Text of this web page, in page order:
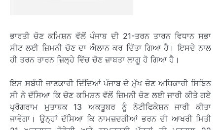
ਭਾਰਤੀ ਚੋਣ ਕਮਿਸ਼ਨ ਵੱਲੋਂ ਪੰਜਾਬ ਦੀ 21-ਤਰਨ ਤਾਰਨ ਵਿਧਾਨ ਸਭਾ
ਸੀਟ ਲਈ ਜ਼ਿਮਨੀ ਚੋਣ ਦਾ ਐਲਾਨ ਕਰ ਦਿੱਤਾ ਗਿਆ ਹੈ। ਇਸਦੇ ਨਾਲ
ਹੀ ਤਰਨ ਤਾਰਨ ਜ਼ਿਲ੍ਹੇ ਵਿੱਚ ਚੋਣ ਜ਼ਾਬਤਾ ਲਾਗੂ ਹੋ ਗਿਆ ਹੈ।
ਇਸ ਸਬੰਧੀ ਜਾਣਕਾਰੀ ਦਿੰਦਿਆਂ ਪੰਜਾਬ ਦੇ ਮੁੱਖ ਚੋਣ ਅਧਿਕਾਰੀ ਸਿਬਿਨ
ਸੀ ਨੇ ਦੱਸਿਆ ਕਿ ਚੋਣ ਕਮਿਸ਼ਨ ਵੱਲੋਂ ਜ਼ਿਮਨੀ ਚੋਣ ਲਈ ਜਾਰੀ ਕੀਤੇ ਗਏ
ਪ੍ਰੋਗਰਾਮ ਮੁਤਾਬਕ 13 ਅਕਤੂਬਰ ਨੂੰ ਨੋਟੀਫਿਕੇਸ਼ਨ ਜਾਰੀ ਕੀਤਾ
ਜਾਵੇਗਾ। ਉਨ੍ਹਾਂ ਦੱਸਿਆ ਕਿ ਨਾਮਜ਼ਦਗੀਆਂ ਭਰਨ ਦੀ ਆਖਰੀ ਮਿਤੀ